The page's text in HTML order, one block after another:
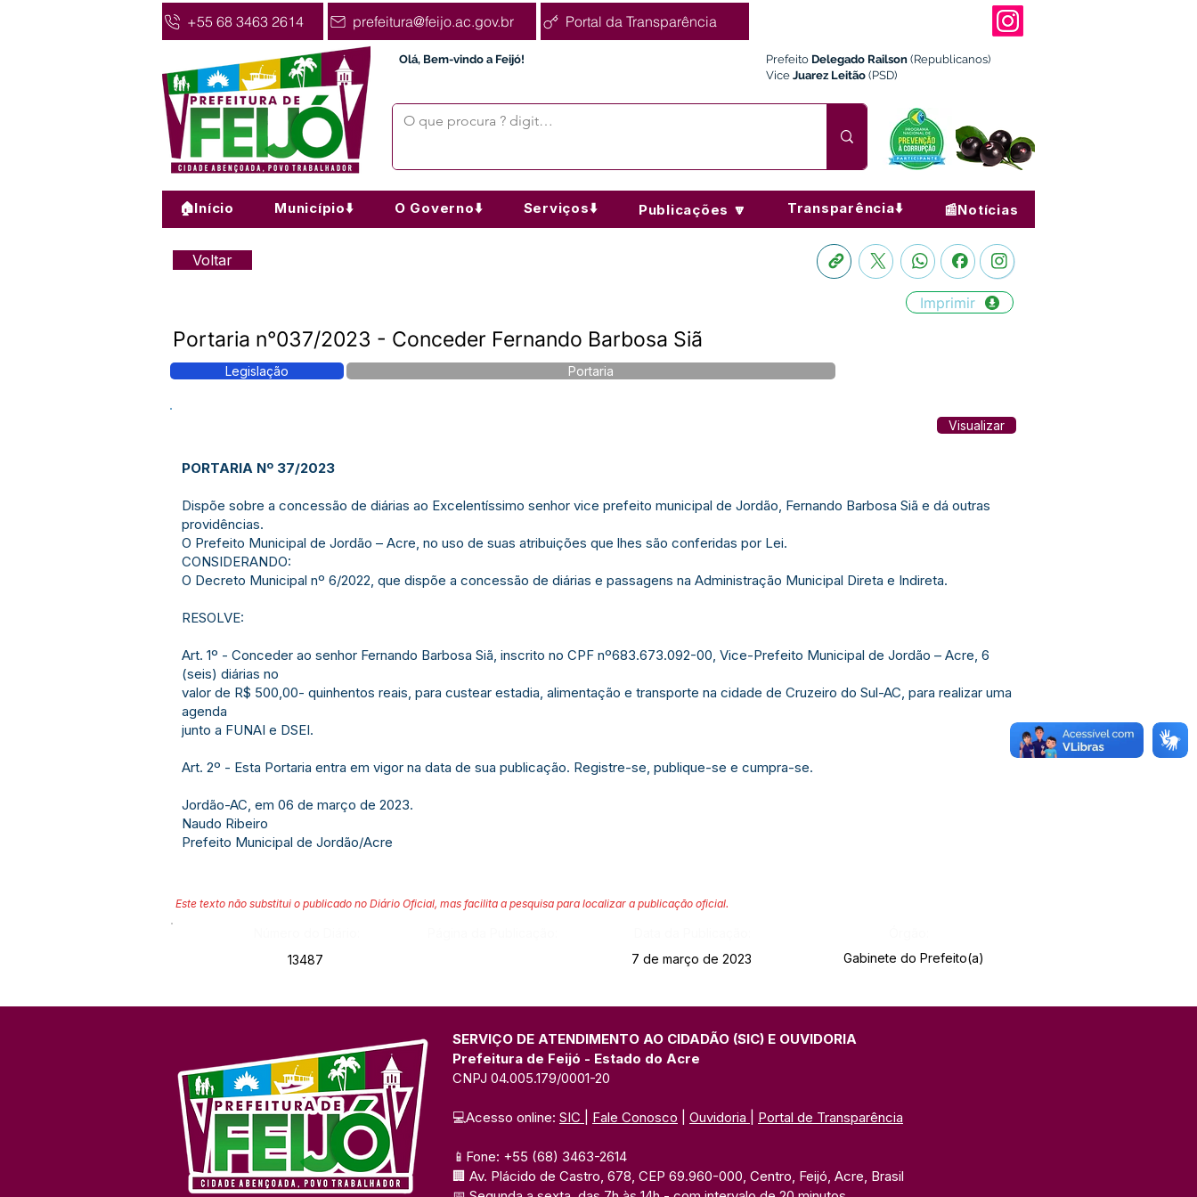
+55 68 3463 2614 prefeitura@feijo.ac.gov.br Portal da Transparência
Olá, Bem-vindo a Feijó! Prefeito Delegado Railson (Republicanos)
Vice Juarez Leitão (PSD)
🏠Início Município⬇️ O Governo⬇️ Serviços⬇️ Publicações 🔽 Transparência⬇️ 📰Notícias
Voltar
Imprimir
Portaria n°037/2023 - Conceder Fernando Barbosa Siã
Legislação Portaria
Visualizar
PORTARIA Nº 37/2023
Dispõe sobre a concessão de diárias ao Excelentíssimo senhor vice prefeito municipal de Jordão, Fernando Barbosa Siã e dá outras
providências.
O Prefeito Municipal de Jordão – Acre, no uso de suas atribuições que lhes são conferidas por Lei.
CONSIDERANDO:
O Decreto Municipal nº 6/2022, que dispõe a concessão de diárias e passagens na Administração Municipal Direta e Indireta.
RESOLVE:
Art. 1º - Conceder ao senhor Fernando Barbosa Siã, inscrito no CPF nº683.673.092-00, Vice-Prefeito Municipal de Jordão – Acre, 6
(seis) diárias no
valor de R$ 500,00- quinhentos reais, para custear estadia, alimentação e transporte na cidade de Cruzeiro do Sul-AC, para realizar uma
agenda
junto a FUNAI e DSEI.
Art. 2º - Esta Portaria entra em vigor na data de sua publicação. Registre-se, publique-se e cumpra-se.
Jordão-AC, em 06 de março de 2023.
Naudo Ribeiro
Prefeito Municipal de Jordão/Acre
Este texto não substitui o publicado no Diário Oficial, mas facilita a pesquisa para localizar a publicação oficial.
13487
7 de março de 2023 Gabinete do Prefeito(a)
SERVIÇO DE ATENDIMENTO AO CIDADÃO (SIC) E OUVIDORIA
Prefeitura de Feijó - Estado do Acre
CNPJ 04.005.179/0001-20
💻Acesso online: SIC Fale Conosco Ouvidoria Portal de Transparência
📱Fone: +55 (68) 3463-2614
🏢 Av. Plácido de Castro, 678, CEP 69.960-000, Centro, Feijó, Acre, Brasil